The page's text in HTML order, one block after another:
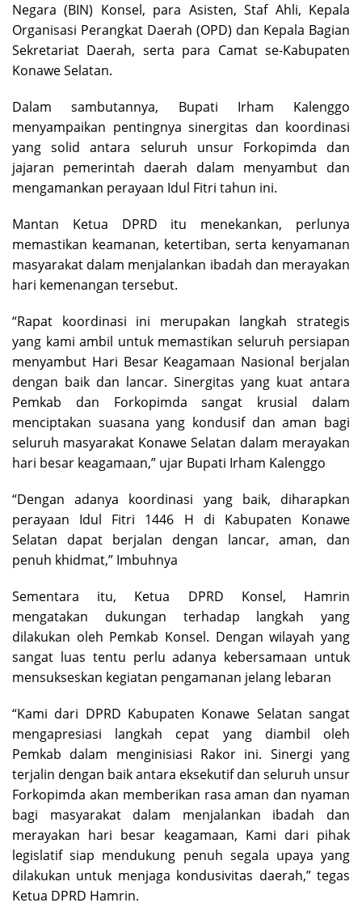
Negara (BIN) Konsel, para Asisten, Staf Ahli, Kepala
Organisasi Perangkat Daerah (OPD) dan Kepala Bagian
Sekretariat Daerah, serta para Camat se-Kabupaten
Konawe Selatan.
Dalam sambutannya, Bupati Irham Kalenggo
menyampaikan pentingnya sinergitas dan koordinasi
yang solid antara seluruh unsur Forkopimda dan
jajaran pemerintah daerah dalam menyambut dan
mengamankan perayaan Idul Fitri tahun ini.
Mantan Ketua DPRD itu menekankan, perlunya
memastikan keamanan, ketertiban, serta kenyamanan
masyarakat dalam menjalankan ibadah dan merayakan
hari kemenangan tersebut.
“Rapat koordinasi ini merupakan langkah strategis
yang kami ambil untuk memastikan seluruh persiapan
menyambut Hari Besar Keagamaan Nasional berjalan
dengan baik dan lancar. Sinergitas yang kuat antara
Pemkab dan Forkopimda sangat krusial dalam
menciptakan suasana yang kondusif dan aman bagi
seluruh masyarakat Konawe Selatan dalam merayakan
hari besar keagamaan,” ujar Bupati Irham Kalenggo
“Dengan adanya koordinasi yang baik, diharapkan
perayaan Idul Fitri 1446 H di Kabupaten Konawe
Selatan dapat berjalan dengan lancar, aman, dan
penuh khidmat,” Imbuhnya
Sementara itu, Ketua DPRD Konsel, Hamrin
mengatakan dukungan terhadap langkah yang
dilakukan oleh Pemkab Konsel. Dengan wilayah yang
sangat luas tentu perlu adanya kebersamaan untuk
mensukseskan kegiatan pengamanan jelang lebaran
“Kami dari DPRD Kabupaten Konawe Selatan sangat
mengapresiasi langkah cepat yang diambil oleh
Pemkab dalam menginisiasi Rakor ini. Sinergi yang
terjalin dengan baik antara eksekutif dan seluruh unsur
Forkopimda akan memberikan rasa aman dan nyaman
bagi masyarakat dalam menjalankan ibadah dan
merayakan hari besar keagamaan, Kami dari pihak
legislatif siap mendukung penuh segala upaya yang
dilakukan untuk menjaga kondusivitas daerah,” tegas
Ketua DPRD Hamrin.